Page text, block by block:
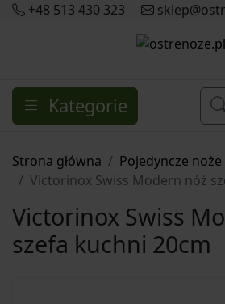
+48 513 430 323
Kategorie
Strona główna
Pojedyncze noże
Victorinox Swiss Modern nóż
Victorinox Swiss
szefa kuchni 20cm